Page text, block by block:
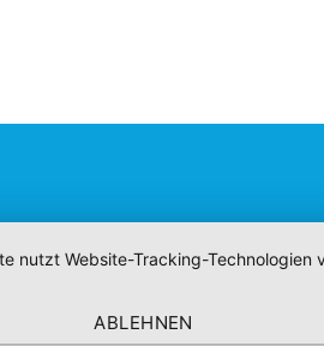
nutzt Website-Tracking-
ABLEHNEN